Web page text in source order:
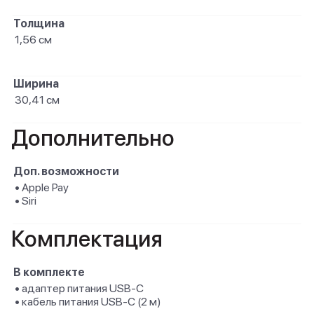
Толщина
1,56 см
Ширина
30,41 см
Дополнительно
Доп. возможности
• Apple Pay
• Siri
Комплектация
В комплекте
• адаптер питания USB-C
• кабель питания USB-C (2 м)